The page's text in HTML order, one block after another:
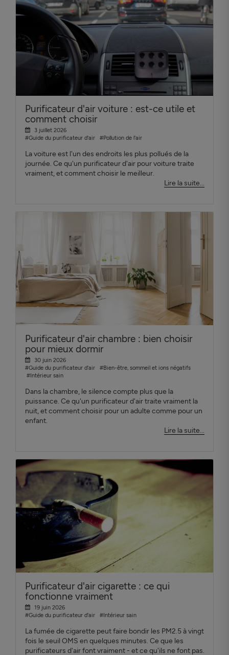
Purificateur d'air voiture : est-ce utile et
comment choisir
3 juillet 2026
#Guide du purificateur d'air
#Pollution de l'air
La voiture est l'un des endroits les plus pollués de la
journée. Ce qu'un purificateur d'air pour voiture traite
vraiment, et comment choisir le meilleur.
Lire la suite...
Purificateur d'air chambre : bien choisir
pour mieux dormir
30 juin 2026
#Guide du purificateur d'air
#Bien-être, sommeil et ions négatifs
#Intérieur sain
Dans la chambre, le silence compte plus que la
puissance. Ce qu'un purificateur d'air traite vraiment la
nuit, et comment choisir pour un adulte comme pour un
enfant.
Lire la suite...
Purificateur d'air cigarette : ce qui
fonctionne vraiment
19 juin 2026
#Guide du purificateur d'air
#Intérieur sain
La fumée de cigarette peut faire bondir les PM2.5 à vingt
fois le seuil OMS en quelques minutes. Ce que les
purificateurs d'air font vraiment - et ce qu'ils ne font pas.